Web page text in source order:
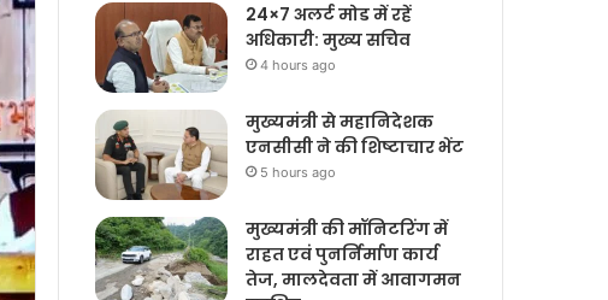
24×7 अलर्ट मोड में रहें
अधिकारी: मुख्य सचिव
4 hours ago
मुख्यमंत्री से महानिदेशक
एनसीसी ने की शिष्टाचार भेंट
5 hours ago
मुख्यमंत्री की मॉनिटरिंग में
राहत एवं पुनर्निर्माण कार्य
तेज, मालदेवता में आवागमन